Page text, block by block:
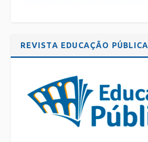
REVISTA EDUCAÇÃO PÚBLICA